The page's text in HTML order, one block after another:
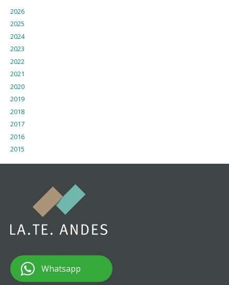
2026
2025
2024
2023
2022
2021
2020
2019
2018
2017
2016
2015
Whatsapp